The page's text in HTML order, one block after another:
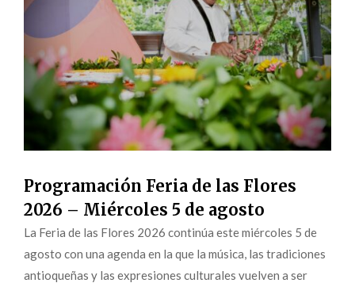
Programación Feria de las Flores
2026 – Miércoles 5 de agosto
La Feria de las Flores 2026 continúa este miércoles 5 de
agosto con una agenda en la que la música, las tradiciones
antioqueñas y las expresiones culturales vuelven a ser